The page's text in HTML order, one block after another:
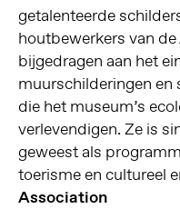
getalenteerde
houtbewerkers van
bijgedragen aan het
muurschilderingen en
die het museum’s
verlevendigen. Ze is
geweest als
toerisme en cultureel
Association